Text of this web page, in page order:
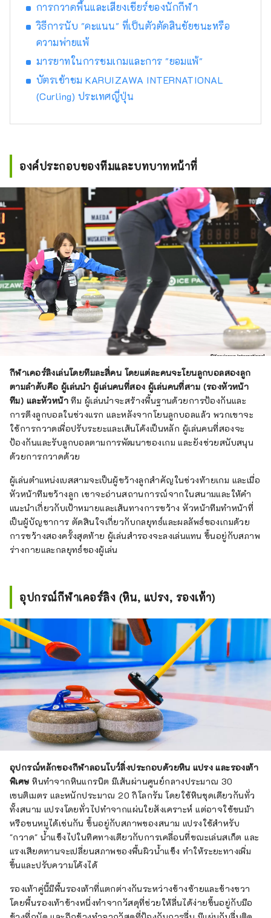
การกวาดพื้นและเสียงเชียร์ของนักกีฬา
วิธีการนับ "คะแนน" ที่เป็นตัวตัดสินชัยชนะหรือ
ความพ่ายแพ้
มารยาทในการชมเกมและการ "ยอมแพ้"
บัตรเข้าชม KARUIZAWA INTERNATIONAL
(Curling) ประเทศญี่ปุ่น
องค์ประกอบของทีมและบทบาทหน้าที่
กีฬาเคอร์ลิงเล่นโดยทีมละสี่คน โดยแต่ละคนจะโยนลูกบอลสองลูก
ตามลำดับคือ ผู้เล่นนำ ผู้เล่นคนที่สอง ผู้เล่นคนที่สาม (รองหัวหน้า
ทีม) และหัวหน้า ทีม ผู้เล่นนำจะสร้างพื้นฐานด้วยการป้องกันและ
การดึงลูกบอลในช่วงแรก และหลังจากโยนลูกบอลแล้ว พวกเขาจะ
ใช้การกวาดเพื่อปรับระยะและเส้นโค้งเป็นหลัก ผู้เล่นคนที่สองจะ
ป้องกันและรับลูกบอลตามการพัฒนาของเกม และยังช่วยสนับสนุน
ด้วยการกวาดด้วย
ผู้เล่นตำแหน่งเบสสามจะเป็นผู้ขว้างลูกสำคัญในช่วงท้ายเกม และเมื่อ
หัวหน้าทีมขว้างลูก เขาจะอ่านสถานการณ์จากในสนามและให้คำ
แนะนำเกี่ยวกับเป้าหมายและเส้นทางการขว้าง หัวหน้าทีมทำหน้าที่
เป็นผู้บัญชาการ ตัดสินใจเกี่ยวกับกลยุทธ์และผลลัพธ์ของเกมด้วย
การขว้างสองครั้งสุดท้าย ผู้เล่นสำรองจะลงเล่นแทน ขึ้นอยู่กับสภาพ
ร่างกายและกลยุทธ์ของผู้เล่น
อุปกรณ์กีฬาเคอร์ลิง (หิน, แปรง, รองเท้า)
อุปกรณ์หลักของกีฬาลอนโบว์ลิ่งประกอบด้วยหิน แปรง และรองเท้า
พิเศษ หินทำจากหินแกรนิต มีเส้นผ่านศูนย์กลางประมาณ 30
เซนติเมตร และหนักประมาณ 20 กิโลกรัม โดยใช้หินชุดเดียวกันทั่ว
ทั้งสนาม แปรงโดยทั่วไปทำจากแผ่นใยสังเคราะห์ แต่อาจใช้ขนม้า
หรือขนหมูได้เช่นกัน ขึ้นอยู่กับสภาพของสนาม แปรงใช้สำหรับ
"กวาด" น้ำแข็งไปในทิศทางเดียวกับการเคลื่อนที่ขณะเล่นสเก็ต และ
แรงเสียดทานจะเปลี่ยนสภาพของพื้นผิวน้ำแข็ง ทำให้ระยะทางเพิ่ม
ขึ้นและปรับความโค้งได้
รองเท้าคู่นี้มีพื้นรองเท้าที่แตกต่างกันระหว่างข้างซ้ายและข้างขวา
โดยพื้นรองเท้าข้างหนึ่งทำจากวัสดุที่ช่วยให้ลื่นได้ง่ายขึ้นอยู่กับมือ